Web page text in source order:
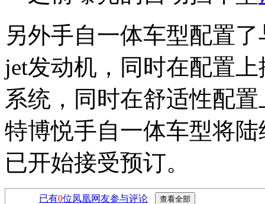
另外手自一体车型配置
jet发动机，同时在配置
系统，同时在舒适性配
特博悦手自一体车型将
已开始接受预订。
已有0位凤凰网友参与评论